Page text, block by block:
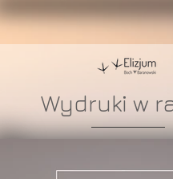
Wydruki w